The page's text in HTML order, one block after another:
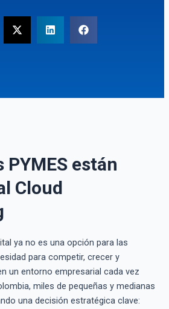
PYMES están
Cloud
ya no es una opción para las
para competir, crecer y
un entorno empresarial cada vez
miles de pequeñas y medianas
una decisión estratégica clave: